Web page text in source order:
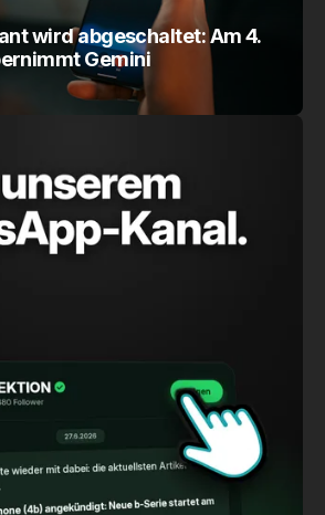
wird abgeschaltet: Am 4.
Gemini